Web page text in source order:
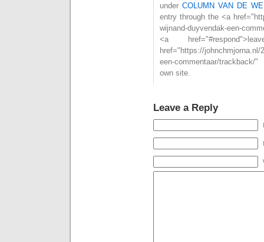
under COLUMN VAN DE
entry through the <a
wijnand-duyvendak-een-
<a
href="https://johnchmjorna.nl/
een-commentaar/
own site.
Leave a Reply